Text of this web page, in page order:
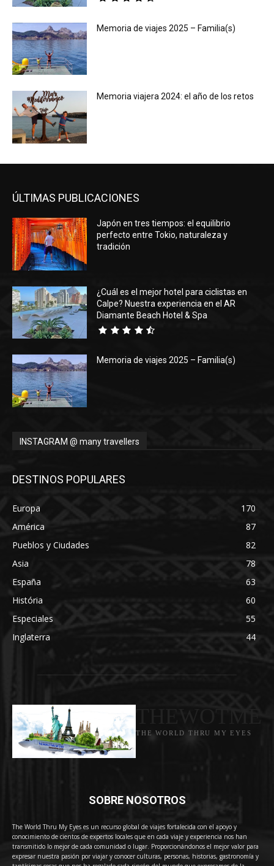
Memoria de viajes 2025 – Familia(s)
Memoria viajera 2024: el año de los retos
ÚLTIMAS PUBLICACIONES
Japón en tres tiempos: el equilibrio
perfecto entre Tokio, naturaleza y
tradición
¿Cuál es el mejor hotel para ciclistas en
Calpe? Nuestra experiencia en el AR
Diamante Beach Hotel & Spa
Memoria de viajes 2025 – Familia(s)
INSTAGRAM @ many travellers
DESTINOS POPULARES
Europa
170
América
87
Pueblos y Ciudades
82
Asia
78
España
63
História
60
Especiales
55
Inglaterra
44
THE WORLD THRU MY EYES
SOBRE NOSOTROS
The World Thru My Eyes es un recurso global de viajes fortalecida con el apoyo y
conocimiento de cientos de expertos locales que en cada viaje y experiencia nos han
transmitido lo mejor de cada comunidad o lugar. Proporcionándonos el mejor valor para
expresar nuestra pasión por viajar y conocer culturas, personas, historias, gastronomía y